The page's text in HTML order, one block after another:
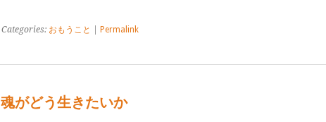
Categories: おもうこと Permalink
魂がどう生きたいか